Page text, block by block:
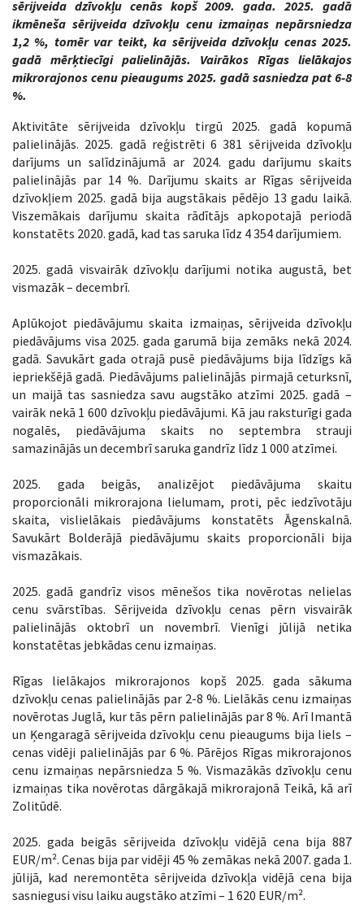
sērijveida dzīvokļu cenās kopš 2009. gada. 2025. gadā
ikmēneša sērijveida dzīvokļu cenu izmaiņas nepārsniedza
1,2 %, tomēr var teikt, ka sērijveida dzīvokļu cenas 2025.
gadā mērķtiecīgi palielinājās. Vairākos Rīgas lielākajos
mikrorajonos cenu pieaugums 2025. gadā sasniedza pat 6-8
%.
Aktivitāte sērijveida dzīvokļu tirgū 2025. gadā kopumā
palielinājās. 2025. gadā reģistrēti 6 381 sērijveida dzīvokļu
darījums un salīdzinājumā ar 2024. gadu darījumu skaits
palielinājās par 14 %. Darījumu skaits ar Rīgas sērijveida
dzīvokļiem 2025. gadā bija augstākais pēdējo 13 gadu laikā.
Viszemākais darījumu skaita rādītājs apkopotajā periodā
konstatēts 2020. gadā, kad tas saruka līdz 4 354 darījumiem.
2025. gadā visvairāk dzīvokļu darījumi notika augustā, bet
vismazāk – decembrī.
Aplūkojot piedāvājumu skaita izmaiņas, sērijveida dzīvokļu
piedāvājums visa 2025. gada garumā bija zemāks nekā 2024.
gadā. Savukārt gada otrajā pusē piedāvājums bija līdzīgs kā
iepriekšējā gadā. Piedāvājums palielinājās pirmajā ceturksnī,
un maijā tas sasniedza savu augstāko atzīmi 2025. gadā –
vairāk nekā 1 600 dzīvokļu piedāvājumi. Kā jau raksturīgi gada
nogalēs, piedāvājuma skaits no septembra strauji
samazinājās un decembrī saruka gandrīz līdz 1 000 atzīmei.
2025. gada beigās, analizējot piedāvājuma skaitu
proporcionāli mikrorajona lielumam, proti, pēc iedzīvotāju
skaita, vislielākais piedāvājums konstatēts Āgenskalnā.
Savukārt Bolderājā piedāvājumu skaits proporcionāli bija
vismazākais.
2025. gadā gandrīz visos mēnešos tika novērotas nelielas
cenu svārstības. Sērijveida dzīvokļu cenas pērn visvairāk
palielinājās oktobrī un novembrī. Vienīgi jūlijā netika
konstatētas jebkādas cenu izmaiņas.
Rīgas lielākajos mikrorajonos kopš 2025. gada sākuma
dzīvokļu cenas palielinājās par 2-8 %. Lielākās cenu izmaiņas
novērotas Juglā, kur tās pērn palielinājās par 8 %. Arī Imantā
un Ķengaragā sērijveida dzīvokļu cenu pieaugums bija liels –
cenas vidēji palielinājās par 6 %. Pārējos Rīgas mikrorajonos
cenu izmaiņas nepārsniedza 5 %. Vismazākās dzīvokļu cenu
izmaiņas tika novērotas dārgākajā mikrorajonā Teikā, kā arī
Zolitūdē.
2025. gada beigās sērijveida dzīvokļu vidējā cena bija 887
EUR/m². Cenas bija par vidēji 45 % zemākas nekā 2007. gada 1.
jūlijā, kad neremontēta sērijveida dzīvokļa vidējā cena bija
sasniegusi visu laiku augstāko atzīmi – 1 620 EUR/m².